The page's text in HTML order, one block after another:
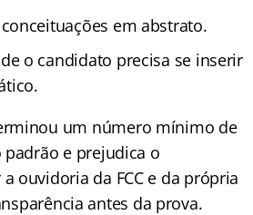
em abstrato.
o candidato precisa se inserir
um número mínimo de
e prejudica o
ouvidoria da FCC e da própria
antes da prova.